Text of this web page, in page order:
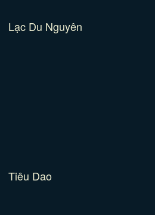
Lạc Du Nguyên
Tiêu Dao